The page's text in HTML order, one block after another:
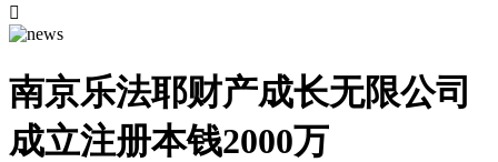

南京乐法耶财产成长无限公司
成立注册本钱2000万